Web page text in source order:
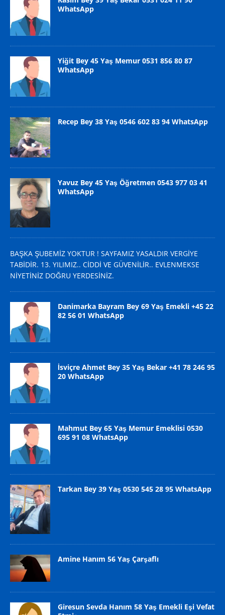
WhatsApp
Yiğit Bey 45 Yaş Memur 0531 856 80 87
WhatsApp
Recep Bey 38 Yaş 0546 602 83 94 WhatsApp
Yavuz Bey 45 Yaş Öğretmen 0543 977 03 41
WhatsApp
BAŞKA ŞUBEMİZ YOKTUR ! SAYFAMIZ YASALDIR VERGİYE
TABİDİR. 13. YILIMIZ.. CİDDİ VE GÜVENİLİR.. EVLENMEKSE
NİYETİNİZ DOĞRU YERDESİNİZ.
Danimarka Bayram Bey 69 Yaş Emekli +45 22
82 56 01 WhatsApp
İsviçre Ahmet Bey 35 Yaş Bekar +41 78 246 95
20 WhatsApp
Mahmut Bey 65 Yaş Memur Emeklisi 0530
695 91 08 WhatsApp
Tarkan Bey 39 Yaş 0530 545 28 95 WhatsApp
Amine Hanım 56 Yaş Çarşaflı
Giresun Sevda Hanım 58 Yaş Emekli Eşi Vefat